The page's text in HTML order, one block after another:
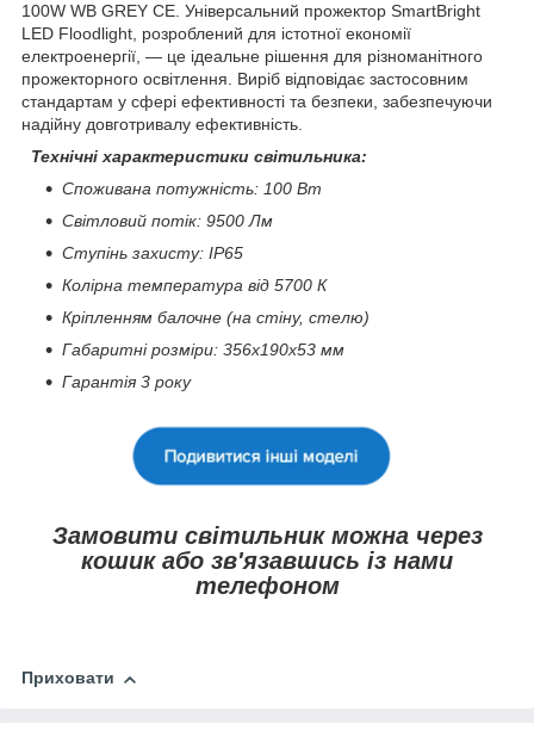
100W WB GREY CE. Універсальний прожектор SmartBright
LED Floodlight, розроблений для істотної економії
електроенергії, — це ідеальне рішення для різноманітного
прожекторного освітлення. Виріб відповідає застосовним
стандартам у сфері ефективності та безпеки, забезпечуючи
надійну довготривалу ефективність.
Технічні характеристики світильника:
Споживана потужність: 100 Вт
Світловий потік: 9500 Лм
Ступінь захисту: IP65
Колірна температура від 5700 К
Кріпленням балочне (на стіну, стелю)
Габаритні розміри: 356х190х53 мм
Гарантія 3 року
Замовити світильник можна через
кошик або зв'язавшись із нами
телефоном
Приховати